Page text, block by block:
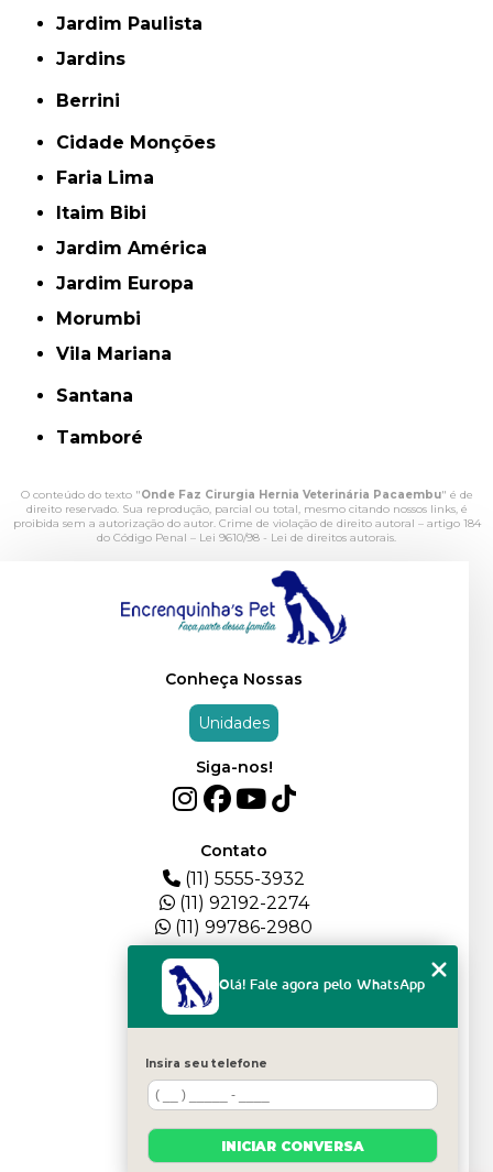
Jardim Paulista
Jardins
Berrini
Cidade Monções
Faria Lima
Itaim Bibi
Jardim América
Jardim Europa
Morumbi
Vila Mariana
Santana
Tamboré
O conteúdo do texto "Onde Faz Cirurgia Hernia Veterinária Pacaembu" é de
direito reservado. Sua reprodução, parcial ou total, mesmo citando nossos links, é
proibida sem a autorização do autor. Crime de violação de direito autoral – artigo 184
do Código Penal – Lei 9610/98 - Lei de direitos autorais.
Conheça Nossas
Unidades
Siga-nos!
Contato
(11) 5555-3932
(11) 92192-2274
(11) 99786-2980
QUEM SOMOS
BLOG
FILHOTES
Olá! Fale agora pelo WhatsApp
Insira seu telefone
INICIAR CONVERSA